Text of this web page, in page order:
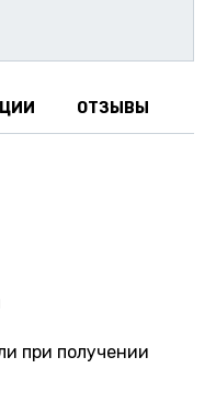
ОТЗЫВЫ
при получении